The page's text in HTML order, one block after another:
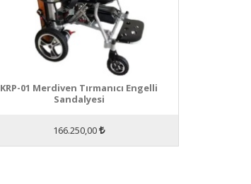
KRP-01 Merdiven Tırmanıcı Engelli
Sandalyesi
166.250,00